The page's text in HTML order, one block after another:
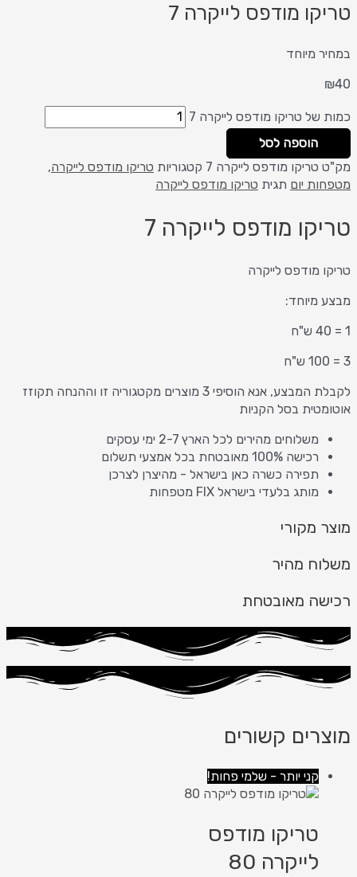
טריקו מודפס לייקרה 7
במחיר מיוחד
₪40
כמות של טריקו מודפס לייקרה 7
הוספה לסל
מק"ט טריקו מודפס לייקרה 7 קטגוריות טריקו מודפס לייקרה,
מטפחות יום תגית טריקו מודפס לייקרה
טריקו מודפס לייקרה 7
טריקו מודפס לייקרה
מבצע מיוחד:
1 = 40 ש"ח
3 = 100 ש"ח
לקבלת המבצע, אנא הוסיפי 3 מוצרים מקטגוריה זו וההנחה תקוזז
אוטומטית בסל הקניות
משלוחים מהירים לכל הארץ 2-7 ימי עסקים
רכישה 100% מאובטחת בכל אמצעי תשלום
תפירה כשרה כאן בישראל - מהיצרן לצרכן
מותג בלעדי בישראל FIX מטפחות
מוצר מקורי
משלוח מהיר
רכישה מאובטחת
מוצרים קשורים
קני יותר - שלמי פחות!
טריקו מודפס
לייקרה 80